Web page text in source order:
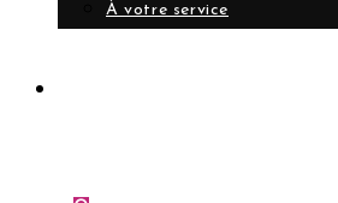
À votre service